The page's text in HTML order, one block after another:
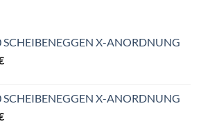
X-ANORDNUNG
X-ANORDNUNG